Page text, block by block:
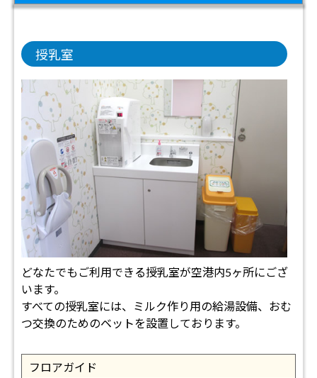
授乳室
どなたでもご利用できる授乳室が空港内5ヶ所にござ
います。
すべての授乳室には、ミルク作り用の給湯設備、おむ
つ交換のためのベットを設置しております。
フロアガイド